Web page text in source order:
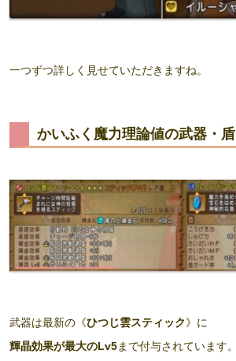
一つずつ詳しく見せていただきますね。
かいふく魔力理論値の武器・盾
武器は最新の《ひつじ雲スティック》に
輝晶効果が最大のLv5まで付与されています。